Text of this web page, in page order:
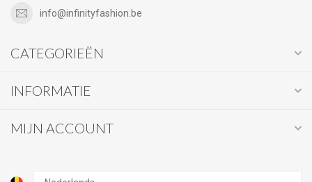
info@infinityfashion.be
CATEGORIEËN
INFORMATIE
MIJN ACCOUNT